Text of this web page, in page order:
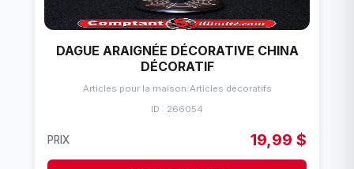
DAGUE ARAIGNÉE DÉCORATIVE CHINA
DÉCORATIF
Articles pour la maison/Articles décoratifs
ID : 266054
PRIX 19,99 $